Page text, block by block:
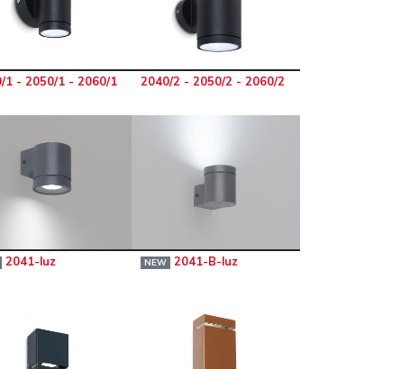
1 - 2050/1 - 2060/1 2040/2 - 2050/2 - 2060/2
2041-luz NEW 2041-B-luz